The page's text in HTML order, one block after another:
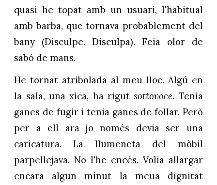
quasi he topat amb un usuari, l'habitual
amb barba, que tornava probablement del
bany (Disculpe. Disculpa). Feia olor de
sabó de mans.
He tornat atribolada al meu lloc. Algú en
la sala, una xica, ha rigutsottovoce. Tenia
ganes de fugir i tenia ganes de follar. Però
per a ell ara jo només devia ser una
caricatura. La llumeneta del mòbil
parpellejava. No l'he encés. Volia allargar
encara algun minut la meua dignitat